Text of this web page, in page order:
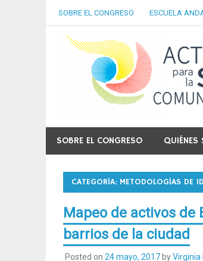
content
SOBRE EL CONGRESO ESCUELA
Granada. 25 y 26 de mayo, 2017.
SOBRE EL CONGRESO QUIÉNES
CATEGORÍA: METODOLOGÍAS DE
Mapeo de activos de
barrios de la ciudad
Posted on 24 mayo, 2017byVirginia